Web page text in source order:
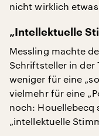
nicht wirklich etwas
„Intellektuelle
Messling machte
Schriftsteller in der
weniger für eine
vielmehr für eine
noch: Houellebecq
„intellektuelle